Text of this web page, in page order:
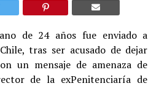
de 24 años fue enviado a
tras ser acusado de dejar
un mensaje de amenaza de
de la exPenitenciaría de